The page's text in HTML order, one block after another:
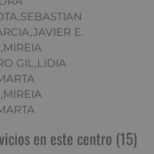
E.
GIL,LIDIA
en este centro (15)